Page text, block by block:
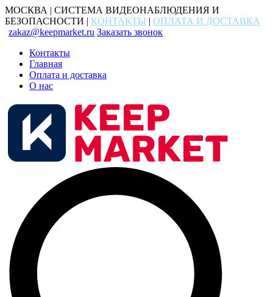
МОСКВА | СИСТЕМА ВИДЕОНАБЛЮДЕНИЯ И
БЕЗОПАСНОСТИ | КОНТАКТЫ | ОПЛАТА И ДОСТАВКА
zakaz@keepmarket.ru Заказать звонок
Контакты
Главная
Оплата и доставка
О нас